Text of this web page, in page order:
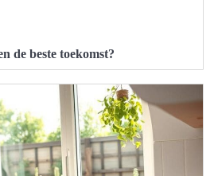
de beste toekomst?